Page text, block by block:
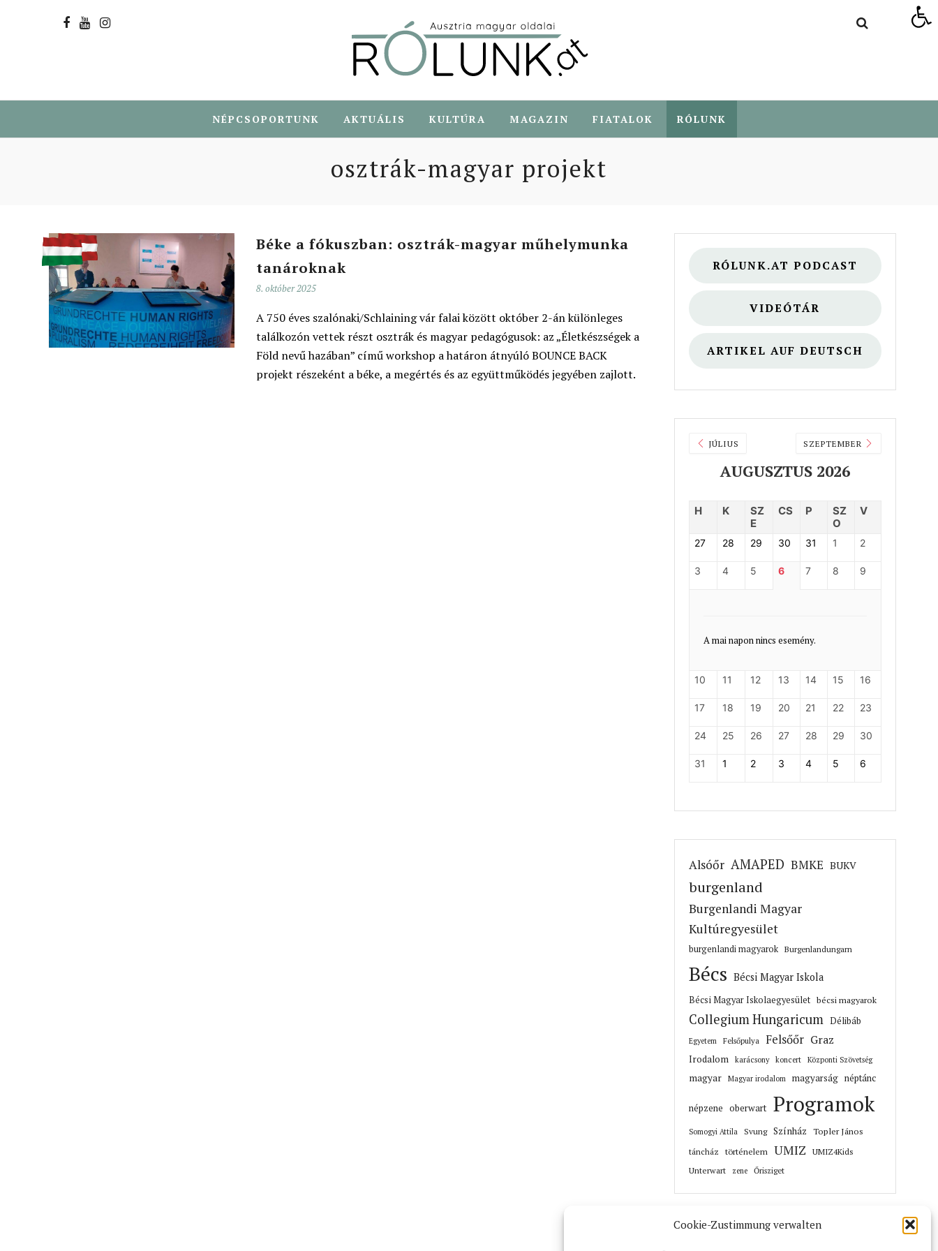
Cookie-Zustimmung verwalten
NÉPCSOPORTUNK AKTUÁLIS KULTÚRA MAGAZIN FIATALOK RÓLUNK
osztrák-magyar projekt
Béke a fókuszban: osztrák-magyar műhelymunka
tanároknak
8. október 2025
A 750 éves szalónaki/Schlaining vár falai között október 2-án különleges
találkozón vettek részt osztrák és magyar pedagógusok: az „Életkészségek a
Föld nevű hazában” című workshop a határon átnyúló BOUNCE BACK
projekt részeként a béke, a megértés és az együttműködés jegyében zajlott.
RÓLUNK.AT PODCAST
VIDEÓTÁR
ARTIKEL AUF DEUTSCH
JÚLIUS
AUGUSZTUS 2026
SZEPTEMBER
H K
SZ
E
CS P
SZ
O
V
27 28 29 30 31 1 2
3 4 5 6 7 8 9
A mai napon nincs esemény.
10 11 12 13 14 15 16
17 18 19 20 21 22 23
24 25 26 27 28 29 30
31 1 2 3 4 5 6
Alsóőr AMAPED BMKE BUKV
burgenland
Burgenlandi Magyar
Kultúregyesület
burgenlandi magyarok Burgenlandungarn
Bécs Bécsi Magyar Iskola
Bécsi Magyar Iskolaegyesület bécsi magyarok
Collegium Hungaricum Délibáb
Egyetem Felsőpulya Felsőőr Graz
Irodalom karácsony koncert Központi Szövetség
magyar Magyar irodalom magyarság néptánc
népzene oberwart Programok
Somogyi Attila Svung Színház Topler János
táncház történelem UMIZ
UMIZ4Kids
Unterwart
zene Őrisziget